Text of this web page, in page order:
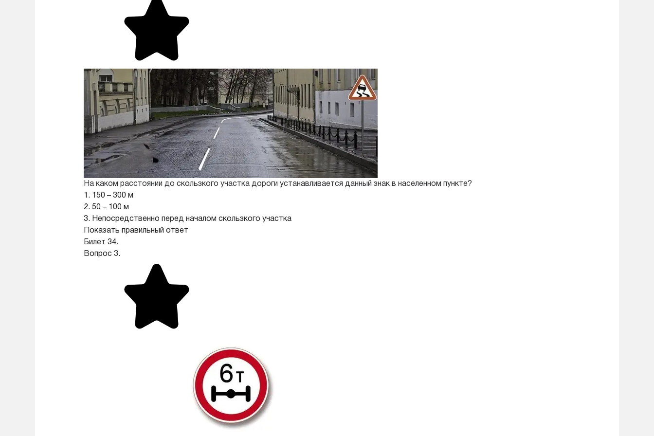
На каком расстоянии до скользкого участка дороги устанавливается данный знак в населенном пункте?
1. 150 – 300 м
2. 50 – 100 м
3. Непосредственно перед началом скользкого участка
Показать правильный ответ
Билет 34.
Вопрос 3.